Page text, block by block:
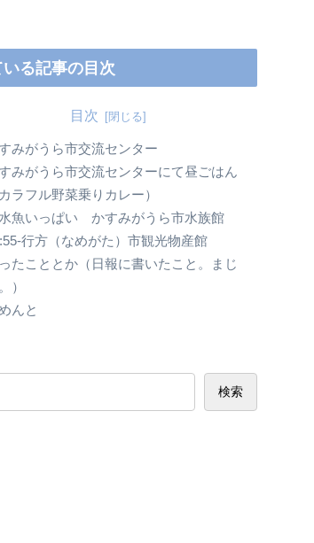
いる記事の目次
目次
みがうら市交流センター
みがうら市交流センターにて昼ごはん
カラフル野菜乗りカレー）
魚いっぱい かすみがうら市水族館
行方（なめがた）市観光物産館
たこととか（日報に書いたこと。まじ
）
んと
検索